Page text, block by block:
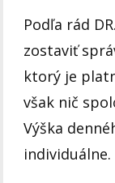
Podľa rád
zostaviť
ktorý je
však nič
Výška
individuálne.